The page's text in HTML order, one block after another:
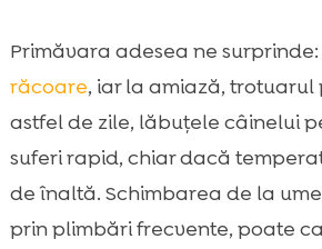
Primăvara adesea ne
răcoare, iar la amiază,
astfel de zile, lăbuțele câinelui
suferi rapid, chiar dacă
de înaltă. Schimbarea de la
prin plimbări frecvente, poate